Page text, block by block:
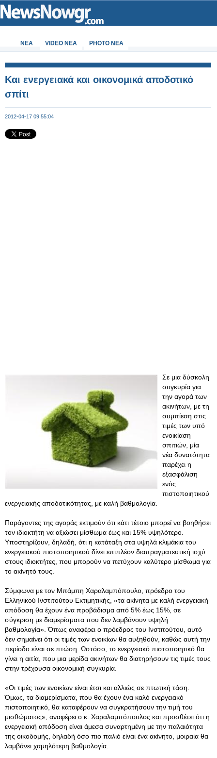
ΝΕΑ VIDEO NEA PHOTO NEA
Και ενεργειακά και οικονομικά αποδοτικό
σπίτι
2012-04-17 09:55:04
Σε μια δύσκολη
συγκυρία για
την αγορά των
ακινήτων, με τη
συμπίεση στις
τιμές των υπό
ενοικίαση
σπιτιών, μία
νέα δυνατότητα
παρέχει η
εξασφάλιση
ενός...
πιστοποιητικού
ενεργειακής αποδοτικότητας, με καλή βαθμολογία.
Παράγοντες της αγοράς εκτιμούν ότι κάτι τέτοιο μπορεί να βοηθήσει
τον ιδιοκτήτη να αξιώσει μίσθωμα έως και 15% υψηλότερο.
Υποστηρίζουν, δηλαδή, ότι η κατάταξη στα υψηλά κλιμάκια του
ενεργειακού πιστοποιητικού δίνει επιπλέον διαπραγματευτική ισχύ
στους ιδιοκτήτες, που μπορούν να πετύχουν καλύτερο μίσθωμα για
το ακίνητό τους.
Σύμφωνα με τον Μπάμπη Χαραλαμπόπουλο, πρόεδρο του
Ελληνικού Ινστιτούτου Εκτιμητικής, «τα ακίνητα με καλή ενεργειακή
απόδοση θα έχουν ένα προβάδισμα από 5% έως 15%, σε
σύγκριση με διαμερίσματα που δεν λαμβάνουν υψηλή
βαθμολογία». Όπως αναφέρει ο πρόεδρος του Ινστιτούτου, αυτό
δεν σημαίνει ότι οι τιμές των ενοικίων θα αυξηθούν, καθώς αυτή την
περίοδο είναι σε πτώση. Ωστόσο, το ενεργειακό πιστοποιητικό θα
γίνει η αιτία, που μια μερίδα ακινήτων θα διατηρήσουν τις τιμές τους
στην τρέχουσα οικονομική συγκυρία.
«Οι τιμές των ενοικίων είναι έτσι και αλλιώς σε πτωτική τάση.
Όμως, τα διαμερίσματα, που θα έχουν ένα καλό ενεργειακό
πιστοποιητικό, θα καταφέρουν να συγκρατήσουν την τιμή του
μισθώματος», αναφέρει ο κ. Χαραλαμπόπουλος και προσθέτει ότι η
ενεργειακή απόδοση είναι άμεσα συναρτημένη με την παλαιότητα
της οικοδομής, δηλαδή όσο πιο παλιό είναι ένα ακίνητο, μοιραία θα
λαμβάνει χαμηλότερη βαθμολογία.